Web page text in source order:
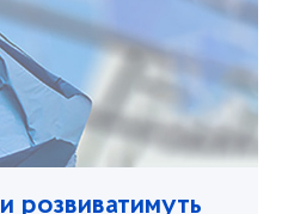
розвиватимуть